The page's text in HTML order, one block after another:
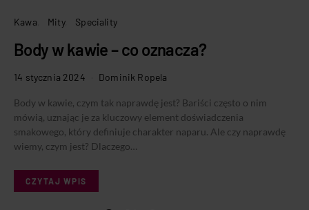
Kawa Mity Speciality
Body w kawie – co oznacza?
14 stycznia 2024 Dominik Ropela
Body w kawie, czym tak naprawdę jest? Bariści często o nim
mówią, uznając je za kluczowy element doświadczenia
smakowego, który definiuje charakter naparu. Ale czy naprawdę
wiemy, czym jest? Dlaczego…
CZYTAJ WPIS